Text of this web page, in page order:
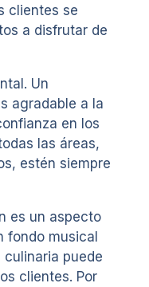
clientes se
a disfrutar de
Un
agradable a la
en los
las áreas,
estén siempre
es un aspecto
fondo musical
puede
clientes. Por